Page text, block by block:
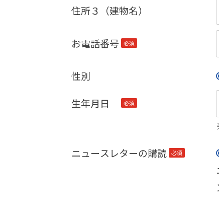
須)
住所３（建物名）
お電話番号
性別
生年月日
ニュースレターの購読